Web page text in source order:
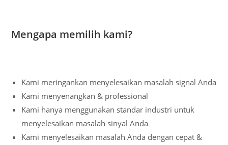
Mengapa memilih kami?
Kami meringankan menyelesaikan masalah signal Anda
Kami menyenangkan & professional
Kami hanya menggunakan standar industri untuk
menyelesaikan masalah sinyal Anda
Kami menyelesaikan masalah Anda dengan cepat &